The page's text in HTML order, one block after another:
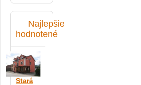
Najlepšie
hodnotené
Stará